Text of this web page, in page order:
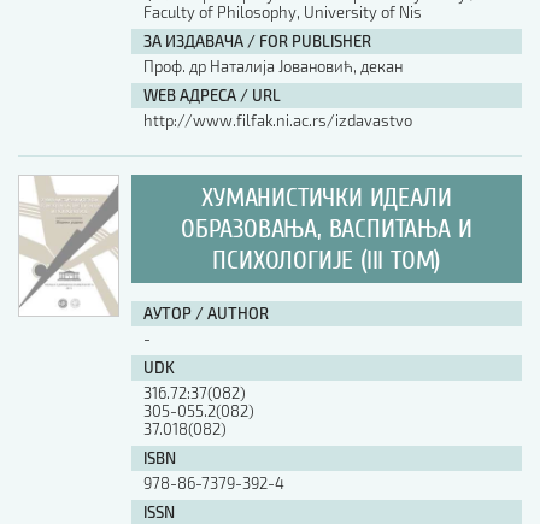
Faculty of Philosophy, University of Nis
ЗА ИЗДАВАЧА / FOR PUBLISHER
Проф. др Наталија Јовановић, декан
WEB АДРЕСА / URL
http://www.filfak.ni.ac.rs/izdavastvo
ХУМАНИСТИЧКИ ИДЕАЛИ
ОБРАЗОВАЊА, ВАСПИТАЊА И
ПСИХОЛОГИЈЕ (III ТОМ)
АУТОР / AUTHOR
-
UDK
316.72:37(082)
305-055.2(082)
37.018(082)
ISBN
978-86-7379-392-4
ISSN